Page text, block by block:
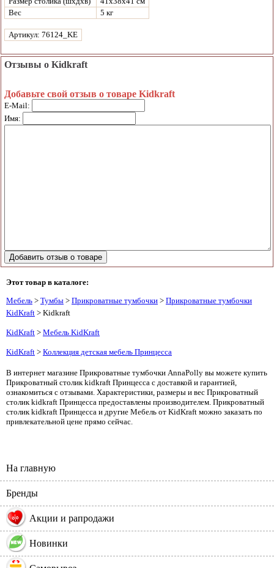
Вес
5 кг
Артикул: 76124_KE
Отзывы о Kidkraft
Добавьте свой отзыв о товаре Kidkraft
E-Mail:
Имя:
Этот товар в каталоге:
Мебель > Тумбы > Прикроватные тумбочки > Прикроватные тумбочки
KidKraft > Kidkraft
KidKraft > Мебель KidKraft
KidKraft > Коллекция детская мебель Принцесса
В интернет магазине Прикроватные тумбочки AnnaPolly вы можете купить
Прикроватный столик kidkraft Принцесса с доставкой и гарантией,
ознакомиться с отзывами. Характеристики, размеры и вес Прикроватный
столик kidkraft Принцесса предоставлены производителем. Прикроватный
столик kidkraft Принцесса и другие Мебель от KidKraft можно заказать по
привлекательной цене прямо сейчас.
На главную
Бренды
% Акции и рапродажи
Новинки